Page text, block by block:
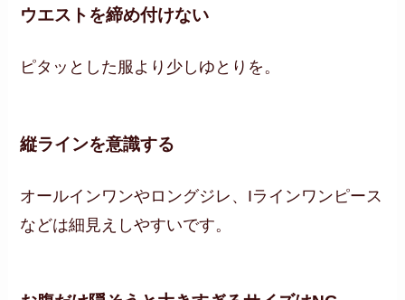
ウエストを締め付けない
ピタッとした服より少しゆとりを。
縦ラインを意識する
オールインワンやロングジレ、Iラインワンピース
などは細見えしやすいです。